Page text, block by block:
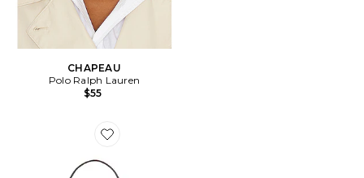
CHAPEAU
Polo Ralph Lauren
$55
Favorite SAC À BANDOULIÈRE CRYSTAL SIGNATURE